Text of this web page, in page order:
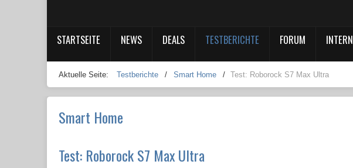
STARTSEITE NEWS DEALS TESTBERICHTE FORUM INTERN
Aktuelle Seite: Testberichte / Smart Home / Test: Roborock S7 Max Ultra
Smart Home
Test: Roborock S7 Max Ultra